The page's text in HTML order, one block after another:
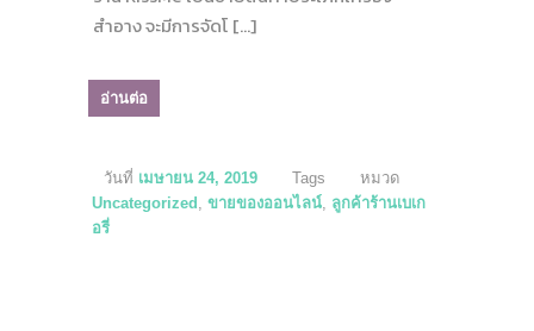
สำอาง จะมีการจัดโ […]
อ่านต่อ
วันที่ เมษายน 24, 2019 Tags
หมวด
Uncategorized , ขายของออนไลน์, ลูกค้าร้านเบเก
อรี่